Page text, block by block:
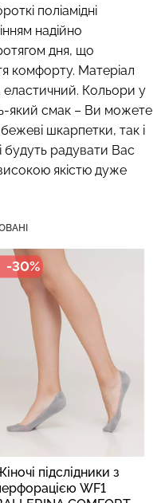
поліамідні
надійно
дня, що
комфорту. Матеріал
еластичний. Кольори у
який смак – Ви можете
шкарпетки, так і
будуть радувати Вас
якістю дуже
-30%
підслідники з
WF1
на бретелях в рубчик
TOP RIB white (білий)
грн.499 грн.
топ на
CAMI TOP
Giulia